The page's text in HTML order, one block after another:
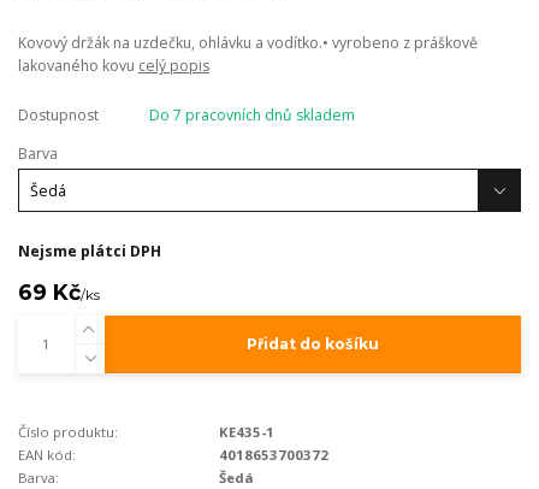
Kovový držák na uzdečku, ohlávku a vodítko.• vyrobeno z práškově
lakovaného kovu celý popis
Dostupnost
Do 7 pracovních dnů skladem
Barva
Nejsme plátci DPH
69 Kč/ks
Přidat do košíku
Číslo produktu:
KE435-1
EAN kód:
4018653700372
Barva:
Šedá